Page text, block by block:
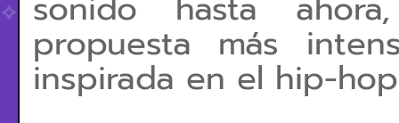
propuesta más
inspirada en el hip-